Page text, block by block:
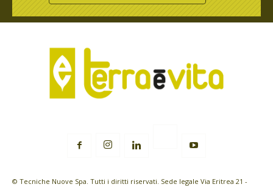
© Tecniche Nuove Spa. Tutti i diritti riservati. Sede legale Via Eritrea 21 -